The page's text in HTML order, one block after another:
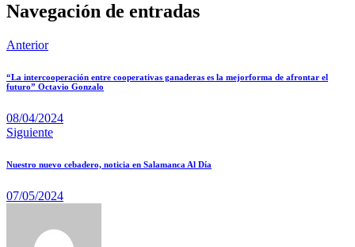
Navegación de entradas
Anterior
“La intercooperación entre cooperativas ganaderas es la mejorforma de afrontar el
futuro” Octavio Gonzalo
08/04/2024
Siguiente
Nuestro nuevo cebadero, noticia en Salamanca Al Día
07/05/2024